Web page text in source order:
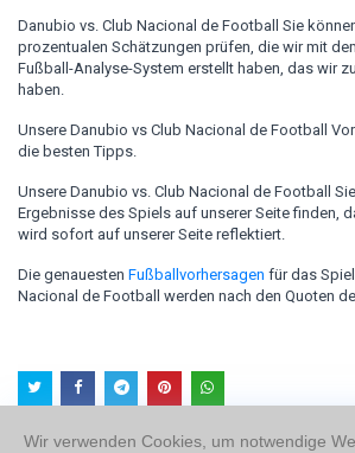
Danubio vs. Club Nacional de Football Sie
prozentualen Schätzungen prüfen, die wir mit
Fußball-Analyse-System erstellt haben, das wir
haben.
Unsere Danubio vs Club Nacional de Football
die besten Tipps.
Unsere Danubio vs. Club Nacional de Football
Ergebnisse des Spiels auf unserer Seite finden,
wird sofort auf unserer Seite reflektiert.
Die genauesten Fußballvorhersagen für das
Nacional de Football werden nach den Quoten
Wir verwenden Cookies, um notwendige